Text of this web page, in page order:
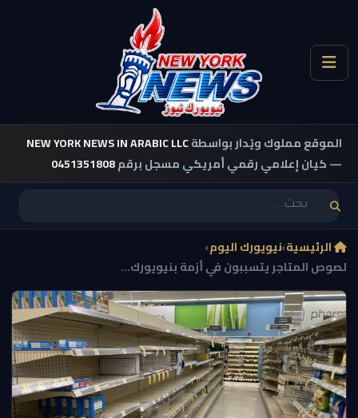
الموقع مملوك ويُدار بواسطةNEW YORK NEWS IN ARABIC LLC
— كيان إعلامي رقمي أمريكي مسجل برقم0451351808
الرئيسية›نيويورك اليوم›
لصوص المتاجر يتسببون في أزمة بنيويورك...